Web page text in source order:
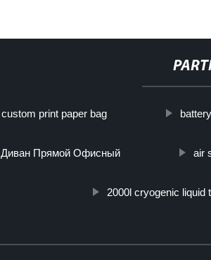
custom print paper bag
Диван Прямой Офисный air
2000l cryogenic liquid